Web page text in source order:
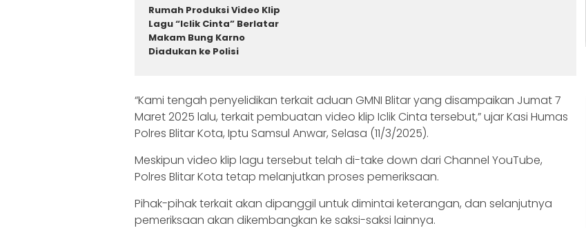
Rumah Produksi Video Klip
Lagu “Iclik Cinta” Berlatar
Makam Bung Karno
Diadukan ke Polisi
“Kami tengah penyelidikan terkait aduan GMNI Blitar yang disampaikan Jumat 7
Maret 2025 lalu, terkait pembuatan video klip Iclik Cinta tersebut,” ujar Kasi Humas
Polres Blitar Kota, Iptu Samsul Anwar, Selasa (11/3/2025).
Meskipun video klip lagu tersebut telah di-take down dari Channel YouTube,
Polres Blitar Kota tetap melanjutkan proses pemeriksaan.
Pihak-pihak terkait akan dipanggil untuk dimintai keterangan, dan selanjutnya
pemeriksaan akan dikembangkan ke saksi-saksi lainnya.